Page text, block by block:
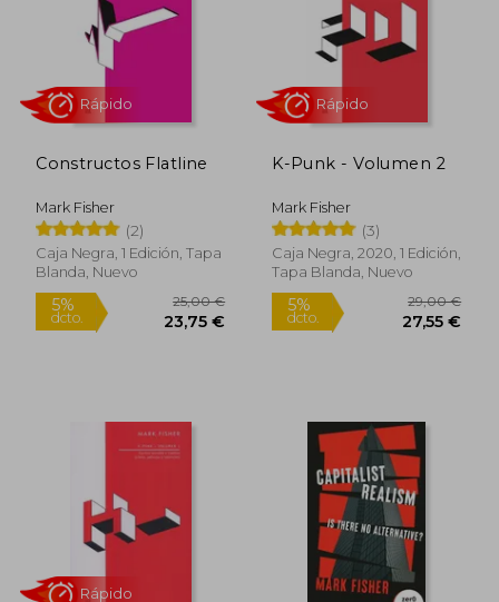
dcto.
5%
dcto.
Constructos Flatline
Mark Fisher
(2)
Caja Negra, 1 Edición, Tapa
Blanda, Nuevo
dcto.
K-Punk - Volumen 2
Mark Fisher
(3)
Caja Negra, 2020, 1 Edición,
Tapa Blanda, Nuevo
5%
dcto.